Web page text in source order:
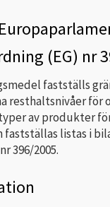
(EG) nr
fastställs
resthaltsnivåer för
av produkter
fastställas listas i
396/2005.